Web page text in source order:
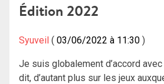
Édition 2022
Syuveil 03/06/2022 à 11:30
Je suis globalement d’accord
dit, d’autant plus sur les jeux